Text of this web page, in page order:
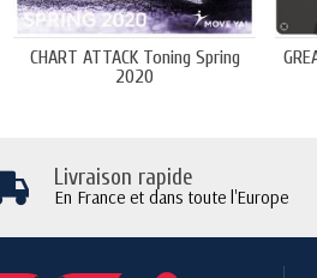
CHART ATTACK Toning Spring
2020
Livraison rapide
En France et dans toute l'Europe